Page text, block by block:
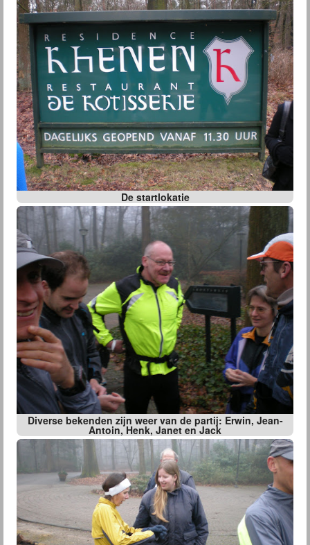
De startlokatie
Diverse bekenden zijn weer van de partij: Erwin, Jean-
Antoin, Henk, Janet en Jack